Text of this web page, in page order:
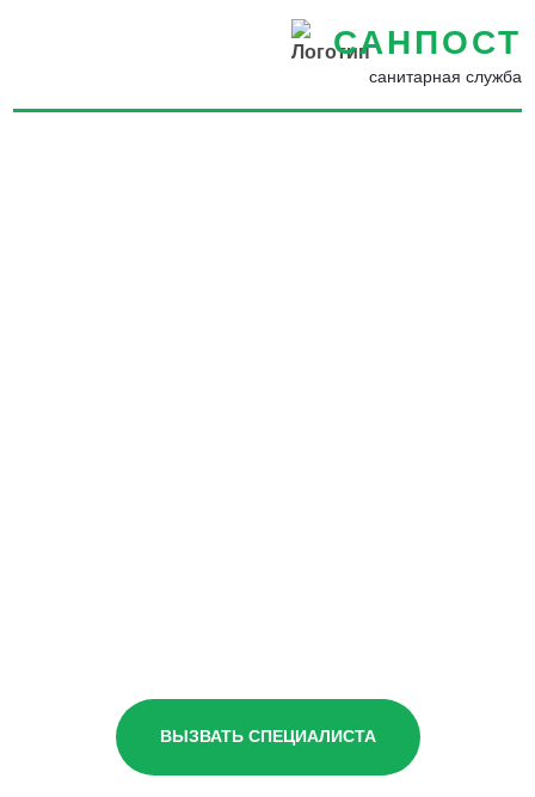
САНПОСТ
санитарная служба
ВЫЗВАТЬ СПЕЦИАЛИСТА